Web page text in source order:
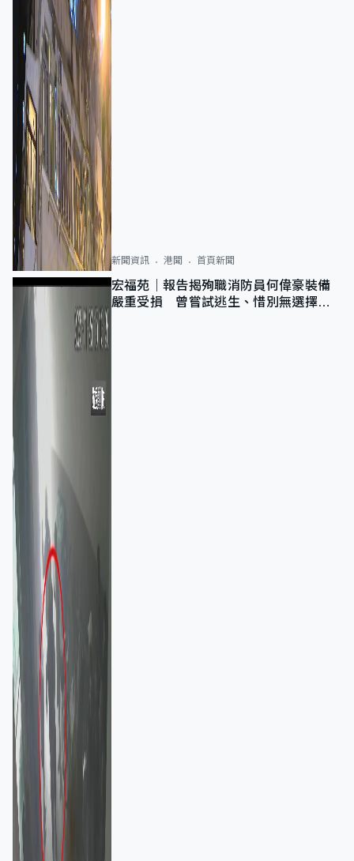
新聞資訊 港聞 首頁新聞
宏福苑｜報告揭殉職消防員何偉豪裝備
嚴重受損 曾嘗試逃生、惜別無選擇下